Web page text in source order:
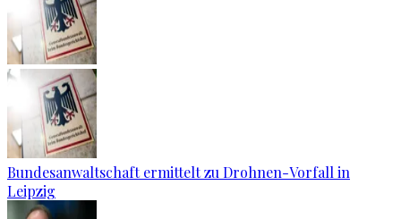
Bundesanwaltschaft ermittelt zu Drohnen-Vorfall in
Leipzig